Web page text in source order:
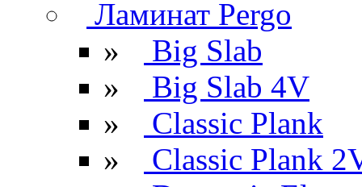
Ламинат Pergo
»
Big Slab
»
Big Slab 4V
»
Classic Plank
»
Classic Plank